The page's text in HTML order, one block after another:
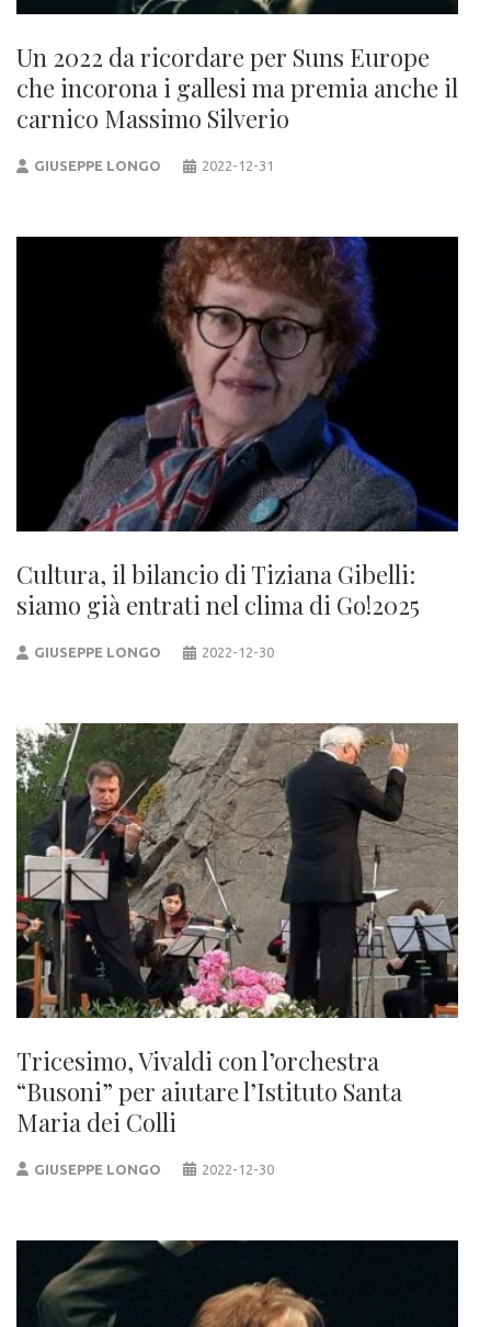
Un 2022 da ricordare per Suns Europe
che incorona i gallesi ma premia anche il
carnico Massimo Silverio
GIUSEPPE LONGO 2022-12-31
Cultura, il bilancio di Tiziana Gibelli:
siamo già entrati nel clima di Go!2025
GIUSEPPE LONGO 2022-12-30
Tricesimo, Vivaldi con l’orchestra
“Busoni” per aiutare l’Istituto Santa
Maria dei Colli
GIUSEPPE LONGO 2022-12-30